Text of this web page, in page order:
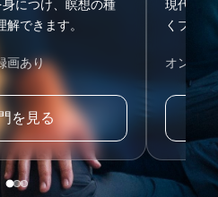
につけ、瞑想の種
できます。
画あり
を見る
現代の
くプロ
オンラ